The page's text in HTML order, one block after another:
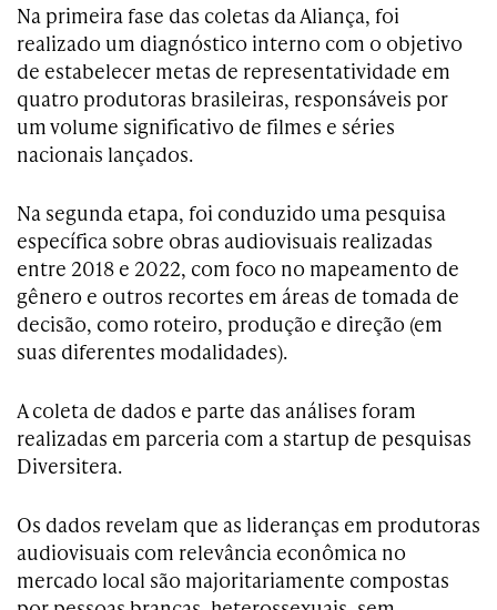
Na primeira fase das coletas da Aliança, foi
realizado um diagnóstico interno com o objetivo
de estabelecer metas de representatividade em
quatro produtoras brasileiras, responsáveis por
um volume significativo de filmes e séries
nacionais lançados.
Na segunda etapa, foi conduzido uma pesquisa
específica sobre obras audiovisuais realizadas
entre 2018 e 2022, com foco no mapeamento de
gênero e outros recortes em áreas de tomada de
decisão, como roteiro, produção e direção (em
suas diferentes modalidades).
A coleta de dados e parte das análises foram
realizadas em parceria com a startup de pesquisas
Diversitera.
Os dados revelam que as lideranças em produtoras
audiovisuais com relevância econômica no
mercado local são majoritariamente compostas